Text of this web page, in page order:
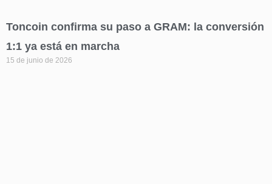
Toncoin confirma su paso a GRAM: la conversión
1:1 ya está en marcha
15 de junio de 2026